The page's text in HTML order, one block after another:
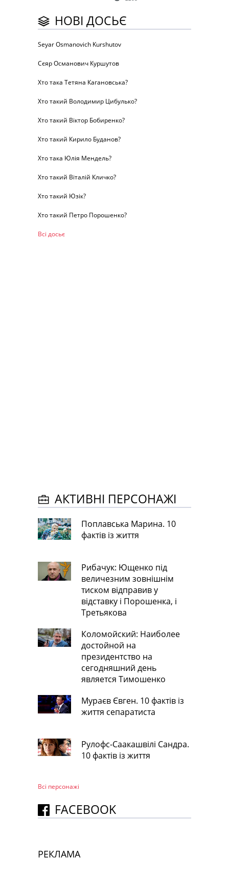
НОВІ ДОСЬЄ
Seyar Osmanovich Kurshutov
Сєяр Османович Куршутов
Хто така Тетяна Кагановська?
Хто такий Володимир Цибулько?
Хто такий Віктор Бобиренко?
Хто такий Кирило Буданов?
Хто така Юлія Мендель?
Хто такий Віталій Кличко?
Хто такий Юзік?
Хто такий Петро Порошенко?
Всі досьє
АКТИВНІ ПЕРСОНАЖІ
Поплавська Марина. 10
фактів із життя
Рибачук: Ющенко під
величезним зовнішнім
тиском відправив у
відставку і Порошенка, і
Третьякова
Коломойский: Наиболее
достойной на
президентство на
сегодняшний день
является Тимошенко
Мураєв Євген. 10 фактів із
життя сепаратиста
Рулофс-Саакашвілі Сандра.
10 фактів із життя
Всі персонажi
FACEBOOK
РЕКЛАМА